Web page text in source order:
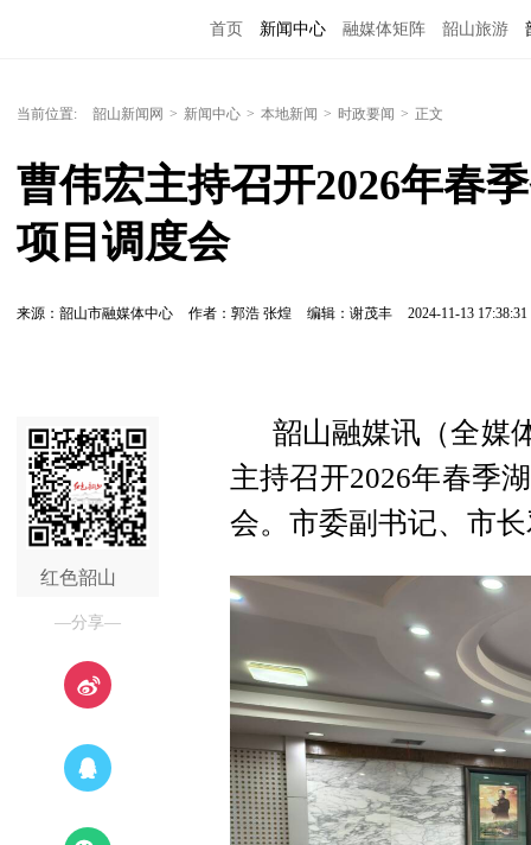
首页 新闻中心 融媒体矩阵 韶山旅游
当前位置: 韶山新闻网 > 新闻中心 > 本地新闻 > 时政要闻 > 正文
曹伟宏主持召开2026年春
项目调度会
来源：韶山市融媒体中心 作者：郭浩 张煌 编辑：谢茂丰 2024-11-13 17:38:31
红色韶山
—分享—
韶山融媒讯（全媒
主持召开2026年春季
会。市委副书记、市